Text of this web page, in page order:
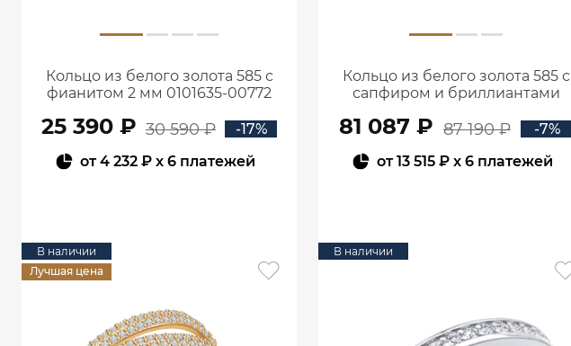
Кольцо из белого золота 585 с
фианитом 2 мм 0101635-00772
25 390 ₽ 30 590 ₽
-17%
от4 232 ₽ x 6 платежей
Кольцо из белого золота 585 с
сапфиром и бриллиантами
81 087 ₽ 87 190 ₽
-7%
от13 515 ₽x 6 платежей
В наличии
Лучшая цена
В наличии